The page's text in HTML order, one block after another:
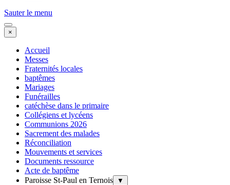
Sauter le menu
×
Accueil
Messes
Fraternités locales
baptêmes
Mariages
Funérailles
catéchèse dans le primaire
Collégiens et lycéens
Communions 2026
Sacrement des malades
Réconciliation
Mouvements et services
Documents ressource
Acte de baptême
Paroisse St-Paul en Ternois
▼